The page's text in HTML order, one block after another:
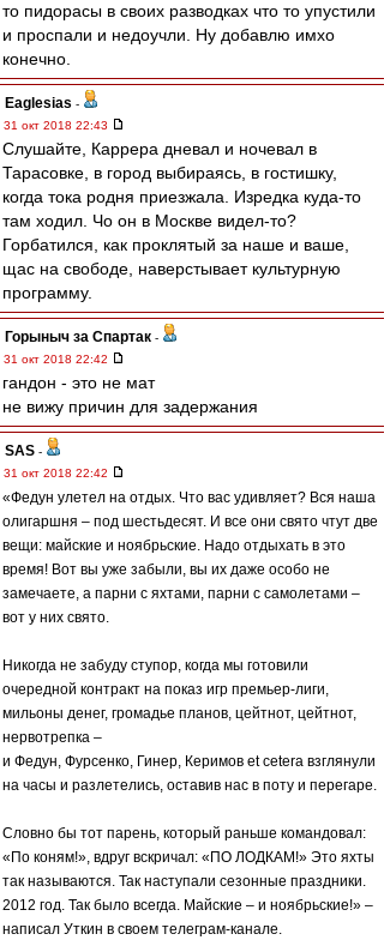
то пидорасы в своих разводках что то упустили
и проспали и недоучли. Ну добавлю имхо
конечно.
Eaglesias -
31 окт 2018 22:43
Слушайте, Каррера дневал и ночевал в
Тарасовке, в город выбираясь, в гостишку,
когда тока родня приезжала. Изредка куда-то
там ходил. Чо он в Москве видел-то?
Горбатился, как проклятый за наше и ваше,
щас на свободе, наверстывает культурную
программу.
Горыныч за Спартак -
31 окт 2018 22:42
гандон - это не мат
не вижу причин для задержания
SAS -
31 окт 2018 22:42
«Федун улетел на отдых. Что вас удивляет? Вся наша
олигаршня – под шестьдесят. И все они свято чтут две
вещи: майские и ноябрьские. Надо отдыхать в это
время! Вот вы уже забыли, вы их даже особо не
замечаете, а парни с яхтами, парни с самолетами –
вот у них свято.
Никогда не забуду ступор, когда мы готовили
очередной контракт на показ игр премьер-лиги,
мильоны денег, громадье планов, цейтнот, цейтнот,
нервотрепка –
и Федун, Фурсенко, Гинер, Керимов еt cetera взглянули
на часы и разлетелись, оставив нас в поту и перегаре.
Словно бы тот парень, который раньше командовал:
«По коням!», вдруг вскричал: «ПО ЛОДКАМ!» Это яхты
так называются. Так наступали сезонные праздники.
2012 год. Так было всегда. Майские – и ноябрьские!» –
написал Уткин в своем телеграм-канале.